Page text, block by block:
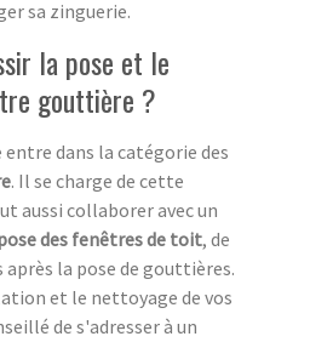
sa zinguerie.
la pose et le
gouttière ?
dans la catégorie des
. Il se charge de cette
aussi collaborer avec un
des fenêtres de toit, de
après la pose de gouttières.
et le nettoyage de vos
de s'adresser à un